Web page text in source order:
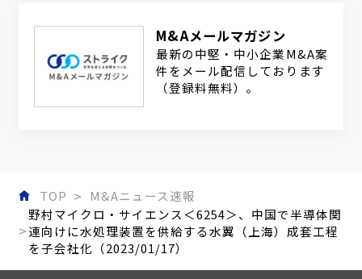
M&Aメールマガジン
最新の中堅・中小企業M&A案
件をメール配信しております
（登録料無料）。
TOP
M&Aニュース速報
野村マイクロ・サイエンス＜6254＞、中国で半導体関
連向けに水処理装置を供給する水翼（上海）成套工程
を子会社化（2023/01/17）